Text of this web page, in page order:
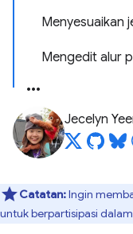
Menyesuaikan
Mengedit alur
Jecelyn
Catatan:Ingin
untuk berpartisipasi dalam